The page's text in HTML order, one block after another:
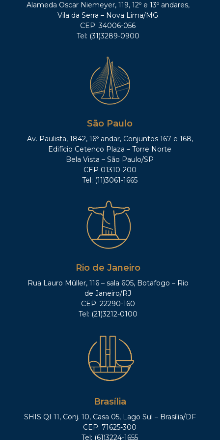
Alameda Oscar Niemeyer, 119, 12º e 13º andares,
Vila da Serra – Nova Lima/MG
CEP: 34006-056
Tel: (31)3289-0900
São Paulo
Av. Paulista, 1842, 16º andar, Conjuntos 167 e 168,
Edifício Cetenco Plaza – Torre Norte
Bela Vista – São Paulo/SP
CEP 01310-200
Tel: (11)3061-1665
Rio de Janeiro
Rua Lauro Müller, 116 – sala 605, Botafogo – Rio
de Janeiro/RJ
CEP: 22290-160
Tel: (21)3212-0100
Brasília
SHIS QI 11, Conj. 10, Casa 05, Lago Sul – Brasília/DF
CEP: 71625-300
Tel: (61)3224-1655